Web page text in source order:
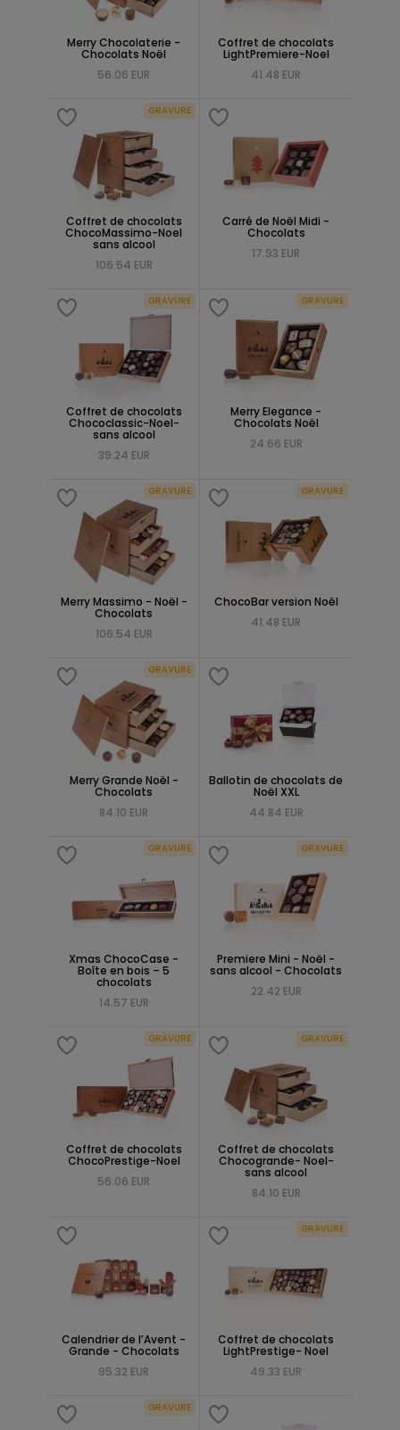
Merry Chocolaterie -
Chocolats Noël
56.06 EUR
Coffret de chocolats
LightPremiere-Noel
41.48 EUR
GRAVURE
Coffret de chocolats
ChocoMassimo-Noel
sans alcool
106.54 EUR
Carré de Noël Midi -
Chocolats
17.93 EUR
GRAVURE
Coffret de chocolats
Chococlassic-Noel-
sans alcool
39.24 EUR
GRAVURE
Merry Elegance -
Chocolats Noël
24.66 EUR
GRAVURE
Merry Massimo - Noël -
Chocolats
106.54 EUR
GRAVURE
ChocoBar version Noël
41.48 EUR
GRAVURE
Merry Grande Noël -
Chocolats
84.10 EUR
Ballotin de chocolats de
Noël XXL
44.84 EUR
GRAVURE
Xmas ChocoCase -
Boîte en bois – 5
chocolats
14.57 EUR
GRAVURE
Premiere Mini - Noël -
sans alcool - Chocolats
22.42 EUR
GRAVURE
Coffret de chocolats
ChocoPrestige-Noel
56.06 EUR
GRAVURE
Coffret de chocolats
Chocogrande- Noel-
sans alcool
84.10 EUR
Calendrier de l’Avent -
Grande - Chocolats
95.32 EUR
GRAVURE
Coffret de chocolats
LightPrestige- Noel
49.33 EUR
GRAVURE